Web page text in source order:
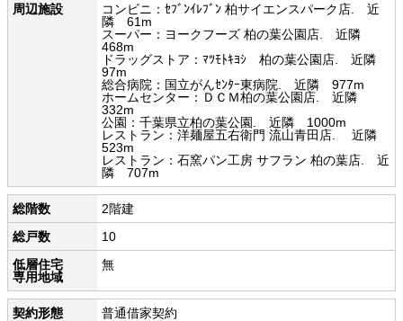
周辺施設
コンビニ：ｾﾌﾞﾝｲﾚﾌﾞﾝ 柏サイエンスパーク店. 近
隣 61m
スーパー：ヨークフーズ 柏の葉公園店. 近隣
468m
ドラッグストア：ﾏﾂﾓﾄｷﾖｼ 柏の葉公園店. 近隣
97m
総合病院：国立がんｾﾝﾀｰ東病院. 近隣 977m
ホームセンター：ＤＣＭ柏の葉公園店. 近隣
332m
公園：千葉県立柏の葉公園. 近隣 1000m
レストラン：洋麺屋五右衛門 流山青田店. 近隣
523m
レストラン：石窯パン工房 サフラン 柏の葉店. 近
隣 707m
総階数
2階建
総戸数
10
低層住宅
専用地域
無
契約形態
普通借家契約